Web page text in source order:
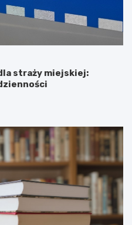
straży miejskiej: